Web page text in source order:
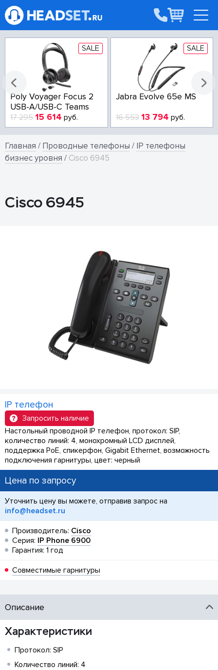
SALE
Poly Voyager Focus 2
USB-A/USB-C Teams
17 295 15 614 руб.
SALE
Jabra Evolve 65e MS
16 553 13 794 руб.
Главная / Проводные телефоны / IP телефоны
бизнес уровня / Cisco 6945
Cisco 6945
IP телефон
Запросить наличие
Настольный проводной IP телефон, протокол: SIP,
количество линий: 4, монохромный LCD дисплей,
поддержка PoE, спикерфон, Gigabit Ethernet, возможность
подключения гарнитуры, цвет: черный
Цена по запросу
Уточнить цену вы можете, отправив запрос на
info@headset.ru
Производитель: Cisco
Серия: IP Phone 6900
Гарантия: 1 год
Совместимые гарнитуры
Описание
Характеристики
Протокол: SIP
Количество линий: 4